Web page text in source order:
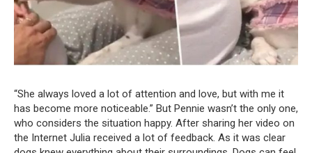
“She always loved a lot of attention and love, but with me it
has become more noticeable.” But Pennie wasn’t the only one,
who considers the situation happy. After sharing her video on
the Internet Julia received a lot of feedback. As it was clear